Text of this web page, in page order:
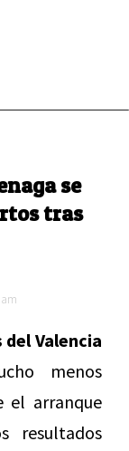
se
tras
Valencia
menos
el arranque
resultados